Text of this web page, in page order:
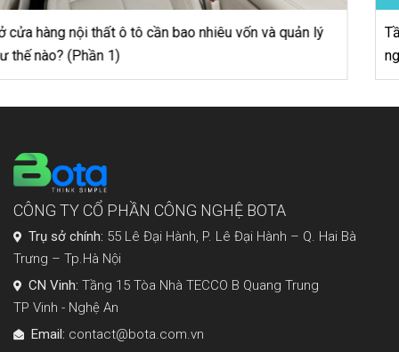
Tầm quan trọng của website chuẩn seo đối với doanh
nghiệp
CÔNG TY CỔ PHẦN CÔNG NGHỆ BOTA
Trụ sở chính: 55 Lê Đại Hành, P. Lê Đại Hành – Q. Hai Bà
Trưng – Tp.Hà Nội
CN Vinh: Tầng 15 Tòa Nhà TECCO B Quang Trung
TP Vinh - Nghệ An
Email: contact@bota.com.vn